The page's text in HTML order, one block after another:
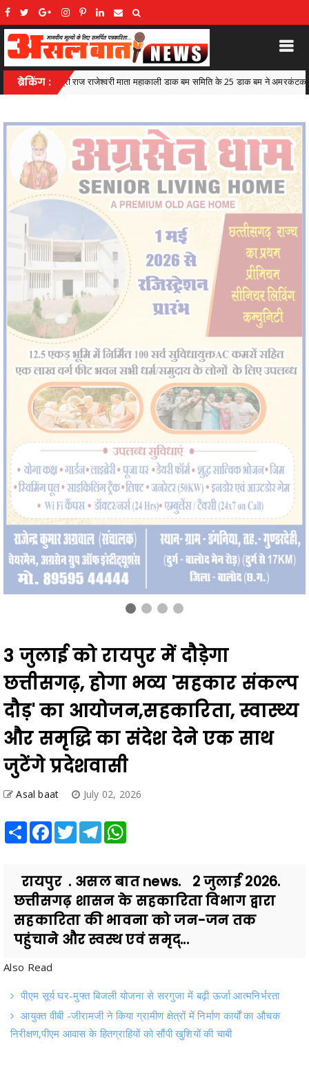
ब्रेकिंग :
समिति के 25 डाक बम ने अमरकंटक से बुढ़ामहादेव तक पूरी की कठिन यात्रा
3 जुलाई को रायपुर में दौड़ेगा
छत्तीसगढ़, होगा भव्य 'सहकार संकल्प
दौड़' का आयोजन,सहकारिता, स्वास्थ्य
और समृद्धि का संदेश देने एक साथ
जुटेंगे प्रदेशवासी
Asal baat July 02, 2026
Share Facebook
Twitter Telegram
रायपुर . असल बात news. 2 जुलाई 2026.
छत्तीसगढ़ शासन के सहकारिता विभाग द्वारा
सहकारिता की भावना को जन-जन तक
पहुंचाने और स्वस्थ एवं समृद्...
Also Read
पीएम सूर्य घर-मुफ्त बिजली योजना से सरगुजा में बढ़ी ऊर्जा आत्मनिर्भरता
आयुक्त वीबी -जीरामजी ने किया ग्रामीण क्षेत्रों में निर्माण कार्यों का औचक
निरीक्षण,पीएम आवास के हितग्राहियों को सौंपी खुशियों की चाबी